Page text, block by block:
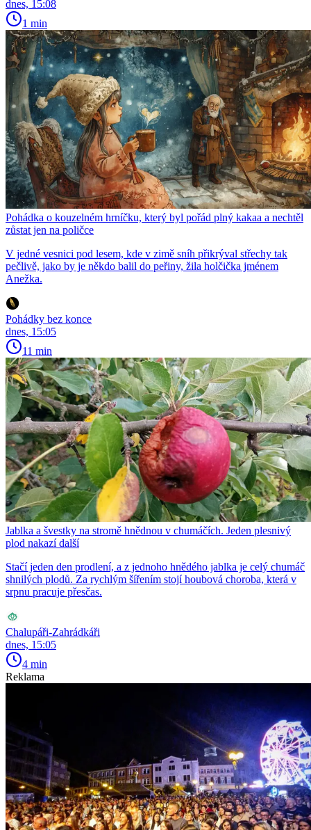
dnes, 15:08
1 min
Pohádka o kouzelném hrníčku, který byl pořád plný kakaa a nechtěl
zůstat jen na poličce
V jedné vesnici pod lesem, kde v zimě sníh přikrýval střechy tak
pečlivě, jako by je někdo balil do peřiny, žila holčička jménem
Anežka.
Pohádky bez konce
dnes, 15:05
11 min
Jablka a švestky na stromě hnědnou v chumáčích. Jeden plesnivý
plod nakazí další
Stačí jeden den prodlení, a z jednoho hnědého jablka je celý chumáč
shnilých plodů. Za rychlým šířením stojí houbová choroba, která v
srpnu pracuje přesčas.
Chalupáři-Zahrádkáři
dnes, 15:05
4 min
Reklama